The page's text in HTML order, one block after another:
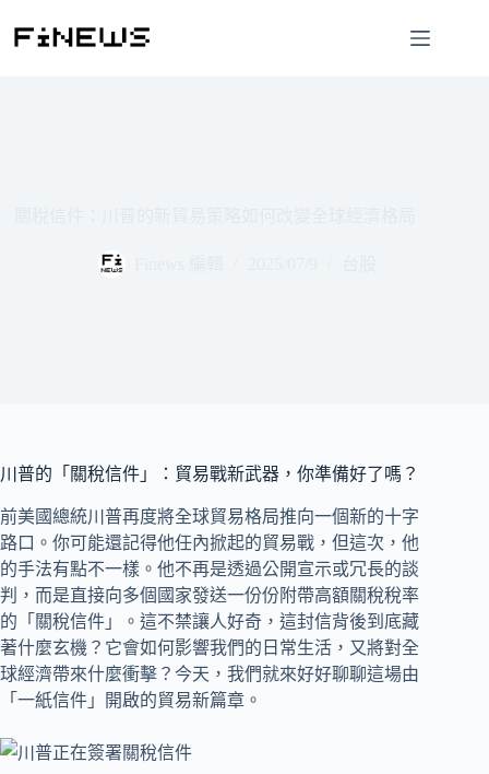
川普的「關稅信件」：貿易戰新武器，你準備好了嗎？
前美國總統川普再度將全球貿易格局推向一個新的十字
路口。你可能還記得他任內掀起的貿易戰，但這次，他
的手法有點不一樣。他不再是透過公開宣示或冗長的談
判，而是直接向多個國家發送一份份附帶高額關稅稅率
的「關稅信件」。這不禁讓人好奇，這封信背後到底藏
著什麼玄機？它會如何影響我們的日常生活，又將對全
球經濟帶來什麼衝擊？今天，我們就來好好聊聊這場由
「一紙信件」開啟的貿易新篇章。